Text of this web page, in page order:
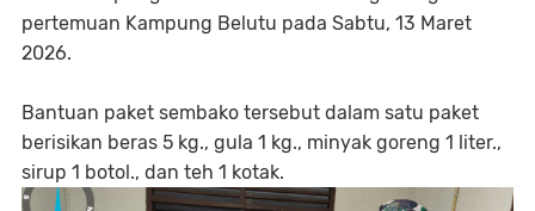
pertemuan Kampung Belutu pada Sabtu, 13 Maret
2026.
‎Bantuan paket sembako tersebut dalam satu paket
berisikan beras 5 kg., gula 1 kg., minyak goreng 1 liter.,
sirup 1 botol., dan teh 1 kotak.